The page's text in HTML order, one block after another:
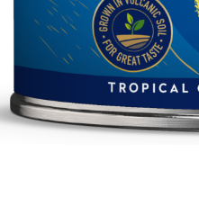
Koolhydraten (g)
waarvan suikers (g)
Vezels (g)